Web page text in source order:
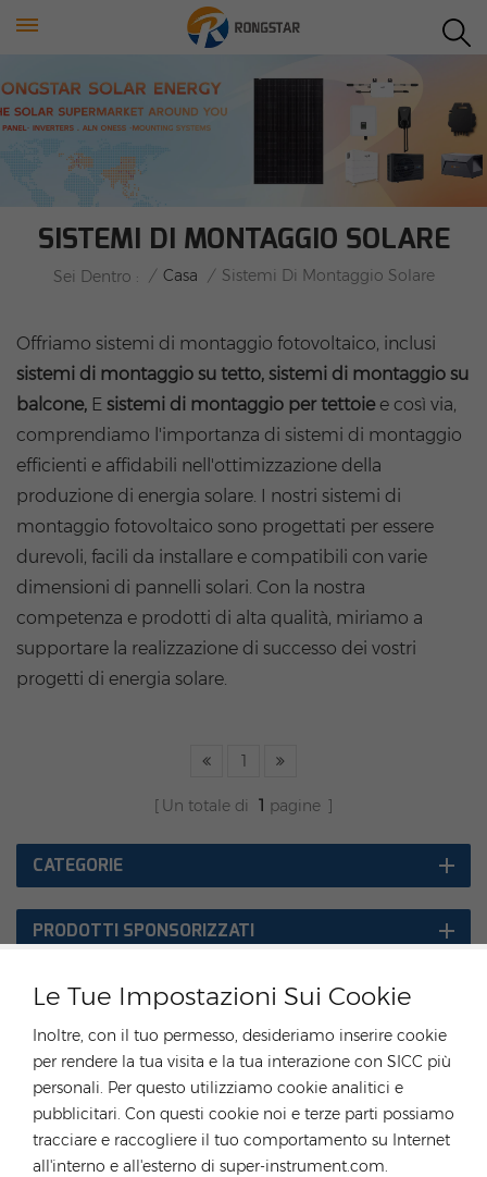
Le Tue Impostazioni Sui Cookie
Inoltre, con il tuo permesso, desideriamo inserire cookie
per rendere la tua visita e la tua interazione con SICC più
personali. Per questo utilizziamo cookie analitici e
pubblicitari. Con questi cookie noi e terze parti possiamo
tracciare e raccogliere il tuo comportamento su Internet
all'interno e all'esterno di super-instrument.com.
SISTEMI DI MONTAGGIO SOLARE
Sei Dentro : / Casa / Sistemi Di Montaggio Solare
Offriamo sistemi di montaggio fotovoltaico, inclusi
sistemi di montaggio su tetto, sistemi di montaggio su
balcone, E sistemi di montaggio per tettoiee così via,
comprendiamo l'importanza di sistemi di montaggio
efficienti e affidabili nell'ottimizzazione della
produzione di energia solare. I nostri sistemi di
montaggio fotovoltaico sono progettati per essere
durevoli, facili da installare e compatibili con varie
dimensioni di pannelli solari. Con la nostra
competenza e prodotti di alta qualità, miriamo a
supportare la realizzazione di successo dei vostri
progetti di energia solare.
1
Un totale di 1 pagine
CATEGORIE
PRODOTTI SPONSORIZZATI
CONTATTA IL NOSTRO ESPERTO
Germania
tel :+49 176 55258880